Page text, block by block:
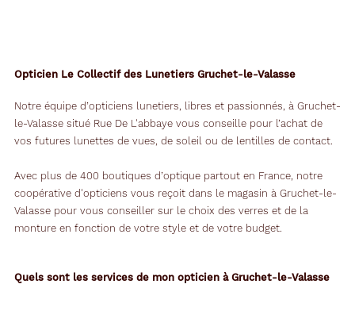
Opticien Le Collectif des Lunetiers Gruchet-le-Valasse
Notre équipe d’opticiens lunetiers, libres et passionnés, à Gruchet-
le-Valasse situé Rue De L'abbaye vous conseille pour l’achat de
vos futures lunettes de vues, de soleil ou de lentilles de contact.
Avec plus de 400 boutiques d’optique partout en France, notre
coopérative d'opticiens vous reçoit dans le magasin à Gruchet-le-
Valasse pour vous conseiller sur le choix des verres et de la
monture en fonction de votre style et de votre budget.
Quels sont les services de mon opticien à Gruchet-le-Valasse